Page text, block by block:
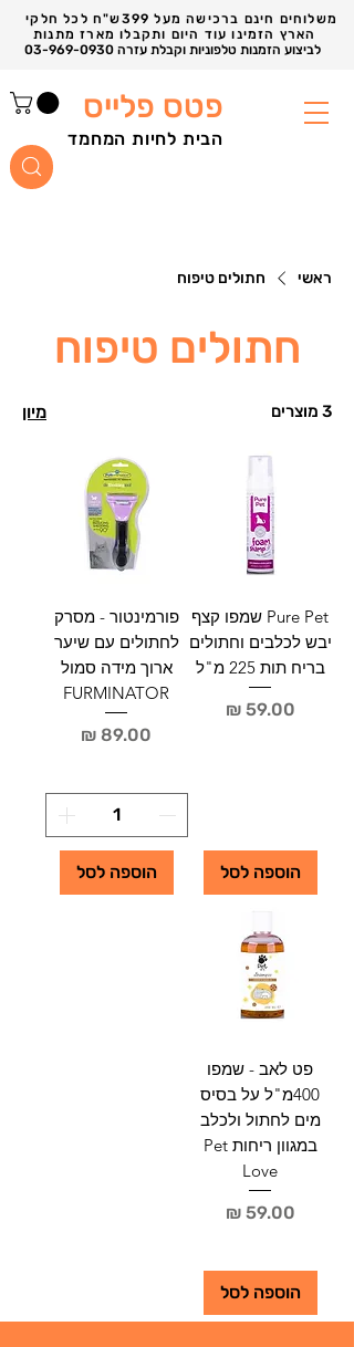
משלוחים חינם ברכישה מעל 399ש"ח לכל חלקי
פטס פלייס
הבית לחיות המחמד
ראשי חתולים טיפוח
חתולים טיפוח
3 מוצרים מיון
Pure Pet שמפו קצף
יבש לכלבים וחתולים
בריח תות 225 מ"ל
מחיר
הוספה לסל
פורמינטור - מסרק
לחתולים עם שיער
ארוך מידה סמול
FURMINATOR
מחיר
הוספה לסל
פט לאב - שמפו
400מ"ל על בסיס
מים לחתול ולכלב
במגוון ריחות Pet
Love
מחיר
הוספה לסל